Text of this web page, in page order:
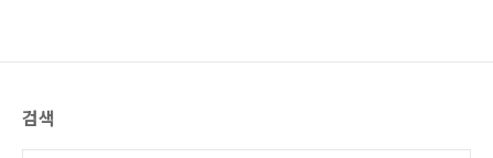
검색